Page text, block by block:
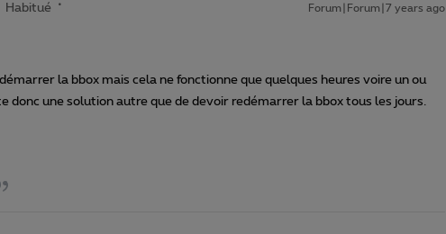
Habitué Forum|Forum|7 years ago
la bbox mais cela ne fonctionne que quelques heures voire un ou
donc une solution autre que de devoir redémarrer la bbox tous les jours.